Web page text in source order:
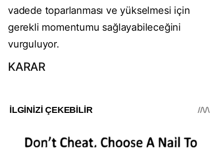
vadede toparlanması ve yükselmesi için
gerekli momentumu sağlayabileceğini
vurguluyor.
KARAR